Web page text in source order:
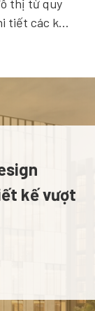
thị từ quy
tiết các khu
liên quan
tác động
thông, địa
kế vượt